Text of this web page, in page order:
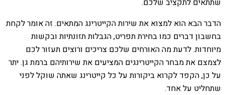
הדבר הבא הוא למצוא את שירות הקייטרינג המתאים. זה אומר לקחת
בחשבון דברים כמו בחירת תפריט, הגבלות תזונתיות ובקשות
מיוחדות. לדעת מה האורחים שלכם צריכים ורוצים תעזור לכם
לצמצם את מבחר הקייטרינגים המציעים את שירותיהם ברמת גן. יתר
על כן, הקפד לקרוא ביקורות על כל קייטרינג שאתה שוקל לפני
שתחליט על אחד.